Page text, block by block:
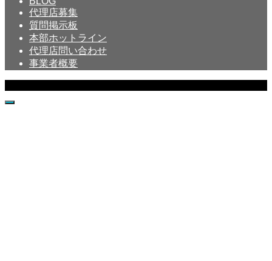
代理店募集
質問掲示板
本部ホットライン
代理店問い合わせ
事業者概要